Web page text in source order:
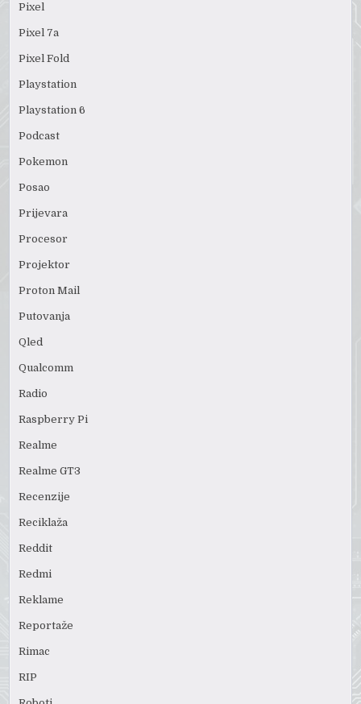
Pixel
Pixel 7a
Pixel Fold
Playstation
Playstation 6
Podcast
Pokemon
Posao
Prijevara
Procesor
Projektor
Proton Mail
Putovanja
Qled
Qualcomm
Radio
Raspberry Pi
Realme
Realme GT3
Recenzije
Reciklaža
Reddit
Redmi
Reklame
Reportaže
Rimac
RIP